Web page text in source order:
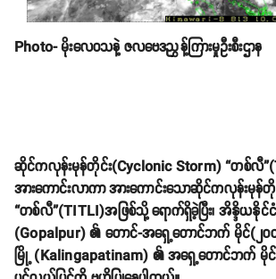
Photo- မိုးလေဝသနဲ့ ဇလဗေဒညွှန့်ကြားမှုဦးစီးဌာန
ဆိုင်ကလုန်းမုန်တိုင်း(Cyclonic Storm) “တစ်လီ
အားကောင်းလာကာ အားကောင်းသောဆိုင်ကလုန်းမုန်တို
“တစ်လီ”(TITLI)အဖြစ်သို့ ရောက်ရှိခဲ့ပြီး၊ အိန္ဒိယနိုင်
(Gopalpur) ၏ တောင်-အရှေ့တောင်ဘက် မိုင်(၂၀၀
မြို့ (Kalingapatinam) ၏ အရှေ့တောင်ဘက် မို